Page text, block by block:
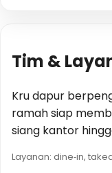
Tim &
Kru dapur
ramah siap
siang kantor
Layanan: dine‑in,